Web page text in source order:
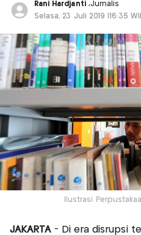
Rani Hardjanti ,Jurnalis
Selasa, 23 Juli 2019 |16:35
Ilustrasi
JAKARTA - Di era disrupsi